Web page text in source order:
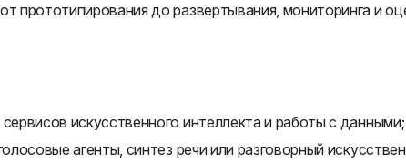
прототипирования до развертывания, мониторинга и
искусственного интеллекта и работы с данными;
агенты, синтез речи или разговорный